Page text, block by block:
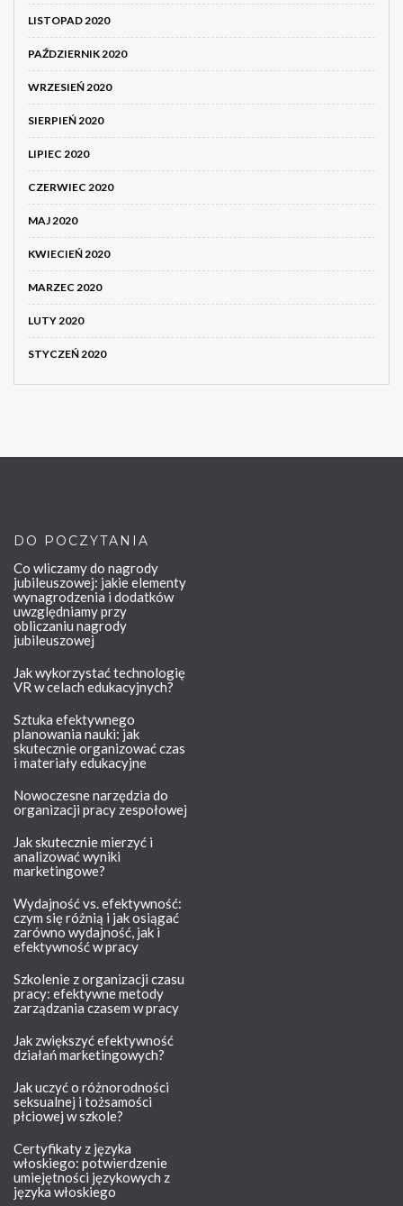
LISTOPAD 2020
PAŹDZIERNIK 2020
WRZESIEŃ 2020
SIERPIEŃ 2020
LIPIEC 2020
CZERWIEC 2020
MAJ 2020
KWIECIEŃ 2020
MARZEC 2020
LUTY 2020
STYCZEŃ 2020
DO POCZYTANIA
Co wliczamy do nagrody
jubileuszowej: jakie elementy
wynagrodzenia i dodatków
uwzględniamy przy
obliczaniu nagrody
jubileuszowej
Jak wykorzystać technologię
VR w celach edukacyjnych?
Sztuka efektywnego
planowania nauki: jak
skutecznie organizować czas
i materiały edukacyjne
Nowoczesne narzędzia do
organizacji pracy zespołowej
Jak skutecznie mierzyć i
analizować wyniki
marketingowe?
Wydajność vs. efektywność:
czym się różnią i jak osiągać
zarówno wydajność, jak i
efektywność w pracy
Szkolenie z organizacji czasu
pracy: efektywne metody
zarządzania czasem w pracy
Jak zwiększyć efektywność
działań marketingowych?
Jak uczyć o różnorodności
seksualnej i tożsamości
płciowej w szkole?
Certyfikaty z języka
włoskiego: potwierdzenie
umiejętności językowych z
języka włoskiego